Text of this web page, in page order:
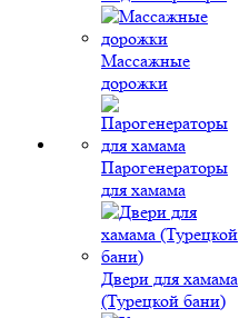
Массажные
дорожки
Парогенераторы
для хамама
Двери для хамама
(Турецкой бани)